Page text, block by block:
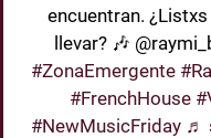
encuentran.
llevar? 🎶
#ZonaEmergente
#FrenchHouse
#NewMusicFriday ♬